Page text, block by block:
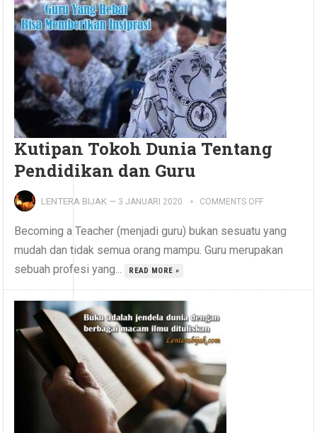
Kutipan Tokoh Dunia Tentang
Pendidikan dan Guru
LENTERA BIJAK — 3 JANUARI 2020 COMMENTS OFF
Becoming a Teacher (menjadi guru) bukan sesuatu yang
mudah dan tidak semua orang mampu. Guru merupakan
sebuah profesi yang...
READ MORE »